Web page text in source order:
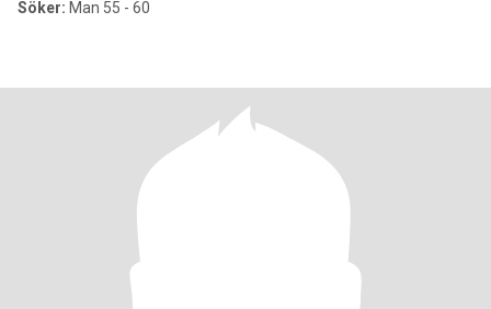
Söker: Man 55 - 60